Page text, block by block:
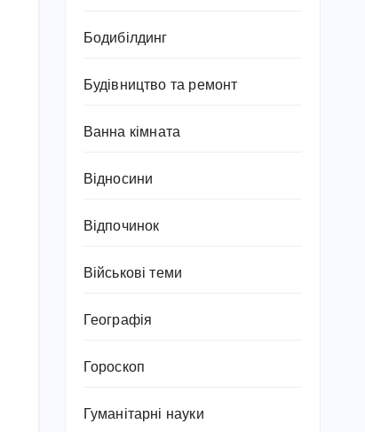
Бодибілдинг
Будівництво та ремонт
Ванна кімната
Відносини
Відпочинок
Військові теми
Географія
Гороскоп
Гуманітарні науки